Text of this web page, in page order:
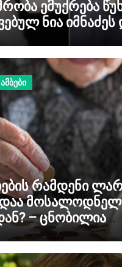
ემუქრება
ნია იმნაძეს
ბერუაშვილს –
ბრალი
რამდენი
– ცნობილია
მონაცემები